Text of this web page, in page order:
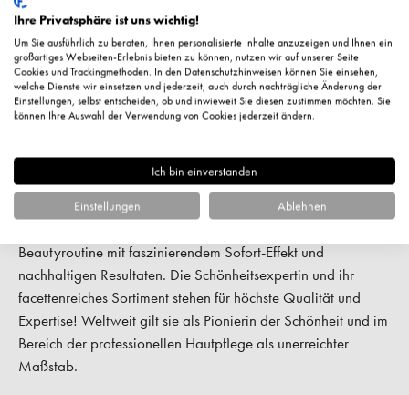
schenken langanhaltend Feuchtigkeit und verleihen dem Teint
ein besonders vitales Aussehen.
Maßgeschneiderte Schönheitsanwendungen für
jede Frau
Maria Galland Pariswollte mit ihren Pflegeprodukten jeder
Frau eine maßgeschneiderte Schönheitspflege ermöglichen.
Ganz egal, welcher Pflegeanspruch oder welches
Beautyroutine mit faszinierendem Sofort-Effekt und
nachhaltigen Resultaten. Die Schönheitsexpertin und ihr
facettenreiches Sortiment stehen für höchste Qualität und
Expertise! Weltweit gilt sie als Pionierin der Schönheit und im
Bereich der professionellen Hautpflege als unerreichter
Maßstab.
Ihre Privatsphäre ist uns wichtig!
Um Sie ausführlich zu beraten, Ihnen personalisierte Inhalte anzuzeigen und Ihnen ein
großartiges Webseiten-Erlebnis bieten zu können, nutzen wir auf unserer Seite
Cookies und Trackingmethoden. In den Datenschutzhinweisen können Sie einsehen,
welche Dienste wir einsetzen und jederzeit, auch durch nachträgliche Änderung der
Einstellungen, selbst entscheiden, ob und inwieweit Sie diesen zustimmen möchten. Sie
können Ihre Auswahl der Verwendung von Cookies jederzeit ändern.
Ich bin einverstanden
Einstellungen Ablehnen